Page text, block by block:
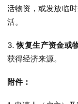
活物资，或发放临
活。
3. 恢复生产资金或
获得经济来源。
附件：